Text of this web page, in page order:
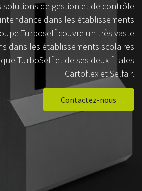
solutions de gestion et de contrôle
dans les établissements
Turboself couvre un très vaste
dans les établissements scolaires
TurboSelf et de ses deux filiales
Cartoflex et Selfair.
Contactez-nous